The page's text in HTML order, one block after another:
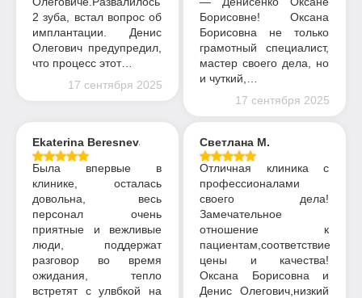
2 зуба, встал вопрос об
имплантации. Денис
Олегович предупредил,
что процесс этот…
17 сентября 2025
Борисовне! Оксана
Борисовна не только
грамотный специалист,
мастер своего дела, но
и чуткий,…
17 сентября 2025
Ekaterina Beresneva
Была впервые в
клинике, осталась
довольна, весь
персонал очень
приятные и вежливые
люди, поддержат
разговор во время
ожидания, тепло
встретят с улвбкой на
Светлана М.
Отличная клиника с
профессионалами
своего дела!
Замечательное
отношение к
пациентам,соответствие
цены и качества!
Оксана Борисовна и
Денис Олегович,низкий